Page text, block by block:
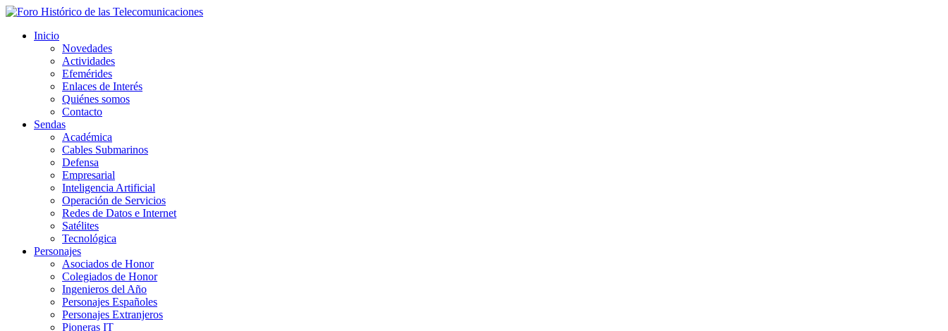
Inicio
Novedades
Actividades
Efemérides
Enlaces de Interés
Quiénes somos
Contacto
Sendas
Académica
Cables Submarinos
Defensa
Empresarial
Inteligencia Artificial
Operación de Servicios
Redes de Datos e Internet
Satélites
Tecnológica
Personajes
Asociados de Honor
Colegiados de Honor
Ingenieros del Año
Personajes Españoles
Personajes Extranjeros
Pioneras IT